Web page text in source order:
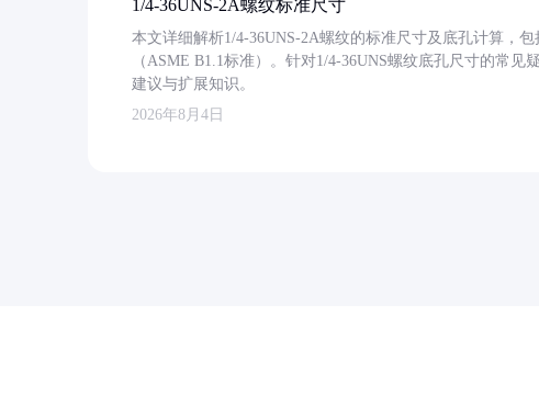
1/4-36UNS-2A螺纹标准尺寸
本文详细解析1/4-36UNS-2A螺纹的标准尺寸及底孔计算，
（ASME B1.1标准）。针对1/4-36UNS螺纹底孔尺寸的常
建议与扩展知识。
2026年8月4日